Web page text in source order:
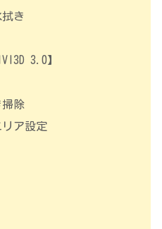
き
3.0】
掃除
ア設定